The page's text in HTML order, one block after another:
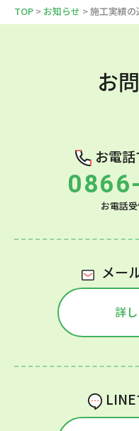
TOP > お知らせ > 施工実績の
お
お電
お電話
メー
詳